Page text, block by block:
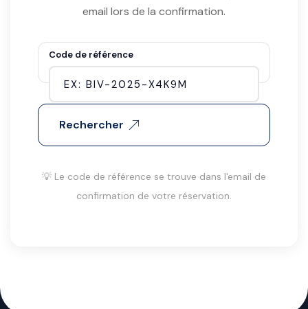
email lors de la confirmation.
Code de référence
Rechercher
💡 Le code de référence se trouve dans l'email de
confirmation de votre réservation.